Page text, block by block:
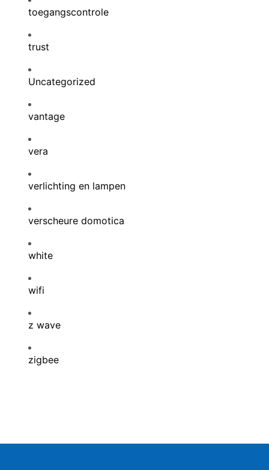
toegangscontrole
trust
Uncategorized
vantage
vera
verlichting en lampen
verscheure domotica
white
wifi
z wave
zigbee